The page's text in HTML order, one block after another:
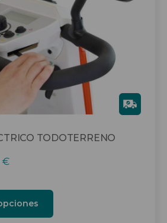
TODOTERRENO
Gra
tis
€